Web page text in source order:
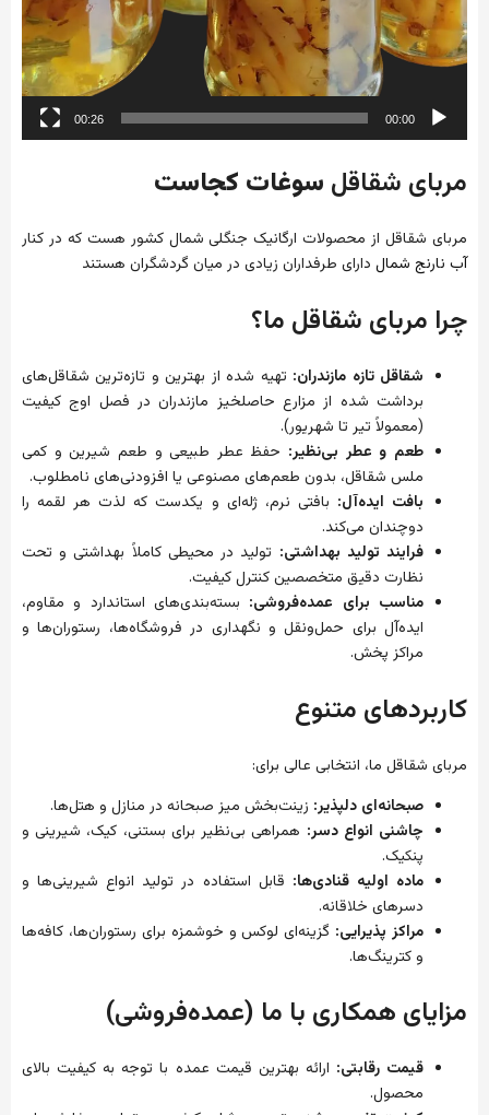
00:00
00:26
مربای شقاقل سوغات کجاست
مربای شقاقل از محصولات ارگانیک جنگلی شمال کشور هست که در کنار
آب نارنج شمال دارای طرفداران زیادی در میان گردشگران هستند
چرا مربای شقاقل ما؟
شقاقل تازه مازندران: تهیه شده از بهترین و تازه‌ترین شقاقل‌های
برداشت شده از مزارع حاصلخیز مازندران در فصل اوج کیفیت
(معمولاً تیر تا شهریور).
طعم و عطر بی‌نظیر: حفظ عطر طبیعی و طعم شیرین و کمی
ملس شقاقل، بدون طعم‌های مصنوعی یا افزودنی‌های نامطلوب.
بافت ایده‌آل: بافتی نرم، ژله‌ای و یکدست که لذت هر لقمه را
دوچندان می‌کند.
فرایند تولید بهداشتی: تولید در محیطی کاملاً بهداشتی و تحت
نظارت دقیق متخصصین کنترل کیفیت.
مناسب برای عمده‌فروشی: بسته‌بندی‌های استاندارد و مقاوم،
ایده‌آل برای حمل‌ونقل و نگهداری در فروشگاه‌ها، رستوران‌ها و
مراکز پخش.
کاربردهای متنوع
مربای شقاقل ما، انتخابی عالی برای:
صبحانه‌ای دلپذیر: زینت‌بخش میز صبحانه در منازل و هتل‌ها.
چاشنی انواع دسر: همراهی بی‌نظیر برای بستنی، کیک، شیرینی و
پنکیک.
ماده اولیه قنادی‌ها: قابل استفاده در تولید انواع شیرینی‌ها و
دسرهای خلاقانه.
مراکز پذیرایی: گزینه‌ای لوکس و خوشمزه برای رستوران‌ها، کافه‌ها
و کترینگ‌ها.
مزایای همکاری با ما (عمده‌فروشی)
قیمت رقابتی: ارائه بهترین قیمت عمده با توجه به کیفیت بالای
محصول.